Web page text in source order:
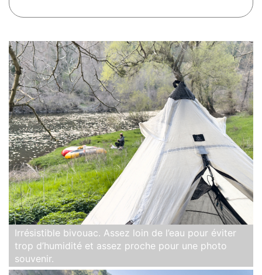
Irrésistible bivouac. Assez loin de l’eau pour éviter
trop d’humidité et assez proche pour une photo
souvenir.